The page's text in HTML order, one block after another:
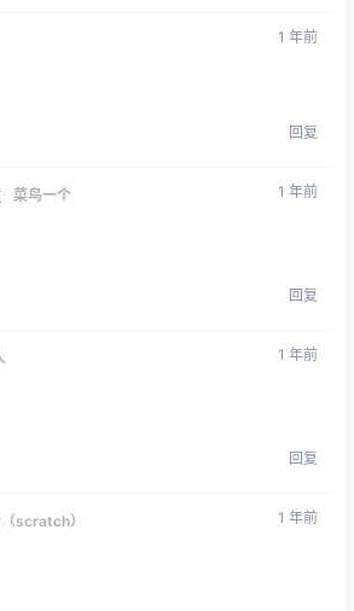
1 年前
回复
菜鸟一个
1 年前
回复
1 年前
回复
scratch）
1 年前